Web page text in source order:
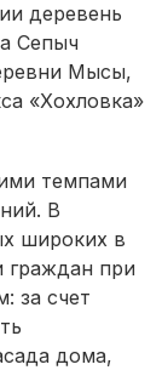
деревень
Сепыч
Мысы,
«Хохловка»
темпами
В
широких в
граждан при
за счет
дома,